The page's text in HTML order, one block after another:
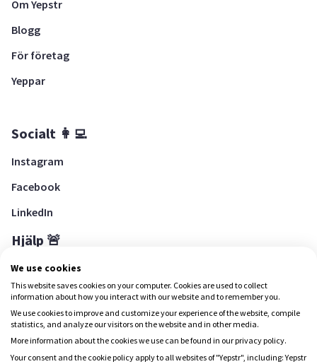
Om Yepstr
Blogg
För företag
Yeppar
Socialt 👩‍💻
Instagram
Facebook
LinkedIn
Hjälp 🚨
Hjälpcenter
Ladda ned Yepstr
Ladda ned Yepstr
We use cookies
This website saves cookies on your computer. Cookies are used to collect
information about how you interact with our website and to remember you.
We use cookies to improve and customize your experience of the website, compile
statistics, and analyze our visitors on the website and in other media.
More information about the cookies we use can be found in our privacy policy.
Your consent and the cookie policy apply to all websites of "Yepstr", including: Yepstr